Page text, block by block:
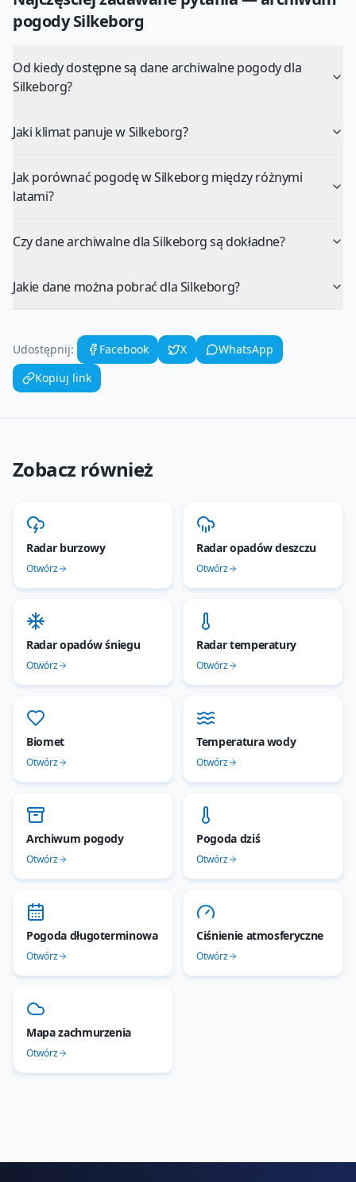
pogodySilkeborg
Od kiedy dostępne są dane archiwalne pogody dla
Silkeborg?
Jaki klimat panuje w Silkeborg?
Jak porównać pogodę w Silkeborg między różnymi
latami?
Czy dane archiwalne dla Silkeborg są dokładne?
Jakie dane można pobrać dla Silkeborg?
Udostępnij: Facebook X
WhatsApp
Kopiuj link
Zobacz również
Radar burzowy
Otwórz
Radar opadów deszczu
Otwórz
Radar opadów śniegu
Otwórz
Radar temperatury
Otwórz
Biomet
Otwórz
Temperatura wody
Otwórz
Archiwum pogody
Otwórz
Pogoda dziś
Otwórz
Pogoda długoterminowa
Otwórz
Ciśnienie atmosferyczne
Otwórz
Mapa zachmurzenia
Otwórz